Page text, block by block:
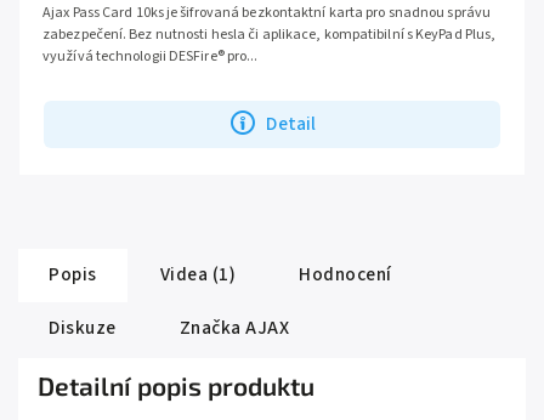
Detail
Ajax Pass Card 10ks je šifrovaná bezkontaktní karta pro snadnou správu
zabezpečení. Bez nutnosti hesla či aplikace, kompatibilní s KeyPad Plus,
využívá technologii DESFire® pro...
Popis Videa (1)
Hodnocení
Diskuze
Značka AJAX
Detailní popis produktu